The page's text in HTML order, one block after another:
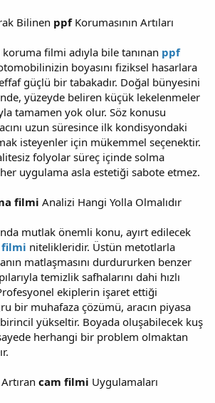
Bilinen ppfKorumasının Artıları
filmi adıyla bile tanınan ppf
boyasını fiziksel hasarlara
güçlü bir tabakadır. Doğal bünyesini
yüzeyde beliren küçük lekelenmeler
tamamen yok olur. Söz konusu
uzun süresince ilk kondisyondaki
isteyenler için mükemmel seçenektir.
folyolar süreç içinde solma
uygulama asla estetiği sabote etmez.
filmi Analizi Hangi Yolla Olmalıdır
mutlak önemli konu, ayırt edilecek
filmi nitelikleridir. Üstün metotlarla
matlaşmasını durdururken benzer
temizlik safhalarını dahi hızlı
ekiplerin işaret ettiği
bir muhafaza çözümü, aracın piyasa
birincil yükseltir. Boyada oluşabilecek kuş
herhangi bir problem olmaktan
cam filmi Uygulamaları